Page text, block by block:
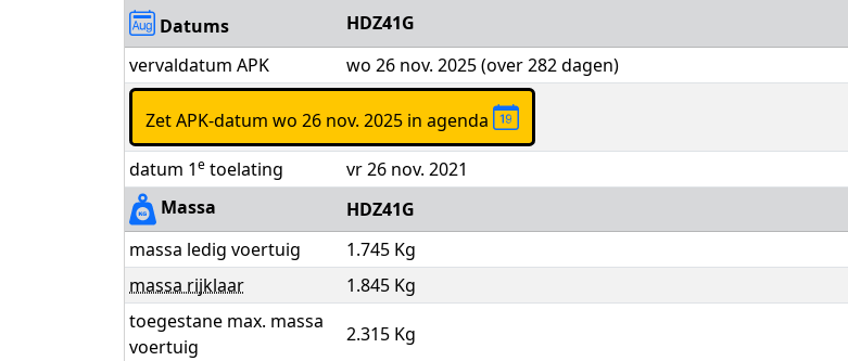
Datums
HDZ41G
vervaldatum APK
wo 26 nov. 2025 (over 282 dagen)
Zet APK-datum wo 26 nov. 2025 in agenda
datum 1e toelating
vr 26 nov. 2021
Massa
HDZ41G
massa ledig voertuig
1.745 Kg
massa rijklaar
1.845 Kg
toegestane max. massa
voertuig
2.315 Kg